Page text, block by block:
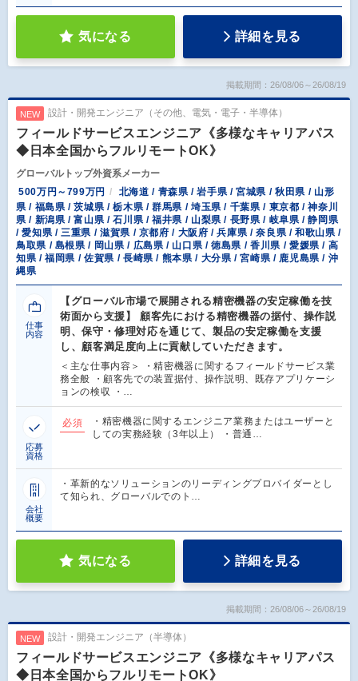
気になる 詳細を見る
掲載期間：26/08/06～26/08/19
NEW 設計・開発エンジニア（その他、電気・電子・半導体）
フィールドサービスエンジニア《多様なキャリアパス
◆日本全国からフルリモートOK》
グローバルトップ外資系メーカー
500万円～799万円
北海道 / 青森県 / 岩手県 / 宮城県 / 秋田県 / 山形
県 / 福島県 / 茨城県 / 栃木県 / 群馬県 / 埼玉県 / 千葉県 / 東京都 / 神奈川
県 / 新潟県 / 富山県 / 石川県 / 福井県 / 山梨県 / 長野県 / 岐阜県 / 静岡県
/ 愛知県 / 三重県 / 滋賀県 / 京都府 / 大阪府 / 兵庫県 / 奈良県 / 和歌山県 /
鳥取県 / 島根県 / 岡山県 / 広島県 / 山口県 / 徳島県 / 香川県 / 愛媛県 / 高
知県 / 福岡県 / 佐賀県 / 長崎県 / 熊本県 / 大分県 / 宮崎県 / 鹿児島県 / 沖
縄県
仕事
内容
【グローバル市場で展開される精密機器の安定稼働を技
術面から支援】 顧客先における精密機器の据付、操作説
明、保守・修理対応を通じて、製品の安定稼働を支援
し、顧客満足度向上に貢献していただきます。
＜主な仕事内容＞ ・精密機器に関するフィールドサービス業
務全般 ・顧客先での装置据付、操作説明、既存アプリケーシ
ョンの検収 ・…
応募
資格
必須
・精密機器に関するエンジニア業務またはユーザーと
しての実務経験（3年以上） ・普通…
会社
概要
・革新的なソリューションのリーディングプロバイダーとし
て知られ、グローバルでのト…
気になる 詳細を見る
掲載期間：26/08/06～26/08/19
NEW 設計・開発エンジニア（半導体）
フィールドサービスエンジニア《多様なキャリアパス
◆日本全国からフルリモートOK》